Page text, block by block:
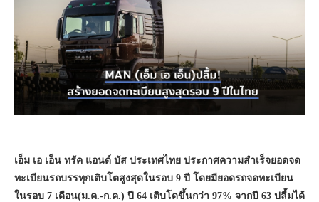
เอ็ม เอ เอ็น ทรัค แอนด์ บัส ประเทศไทย ประกาศความสำเร็จยอดจด
ทะเบียนรถบรรทุกเติบโตสูงสุดในรอบ 9 ปี โดยมียอดรถจดทะเบียน
ในรอบ 7 เดือน(ม.ค.-ก.ค.) ปี 64 เติบโดขึ้นกว่า 97% จากปี 63 ปลี้มได้